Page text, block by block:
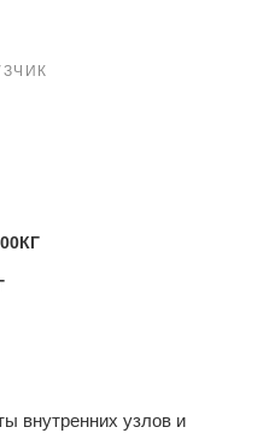
внутренних узлов и